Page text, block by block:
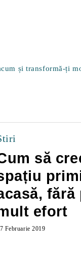
și transformă-ți
să
fără
efort
Februarie 2019